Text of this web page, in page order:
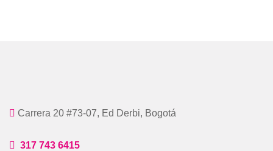
Carrera 20 #73-07, Ed Derbi, Bogotá
317 743 6415